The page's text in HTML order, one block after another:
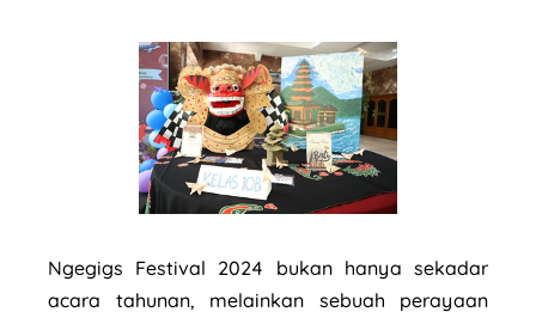
Ngegigs Festival 2024 bukan hanya sekadar
acara tahunan, melainkan sebuah perayaan